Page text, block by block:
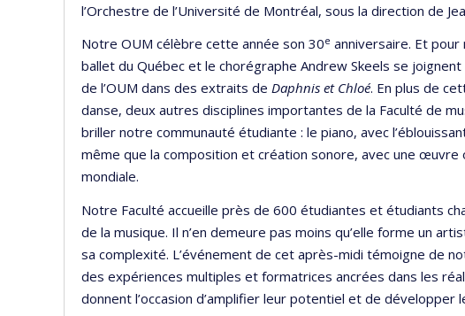
l’Orchestre de l’Université de Montréal, sous la direction de
Notre OUM célèbre cette année son 30e anniversaire. Et pour
ballet du Québec et le chorégraphe Andrew Skeels se
de l’OUM dans des extraits de Daphnis et Chloé. En plus de
danse, deux autres disciplines importantes de la Faculté de
briller notre communauté étudiante : le piano, avec
même que la composition et création sonore, avec une
mondiale.
Notre Faculté accueille près de 600 étudiantes et étudiants
de la musique. Il n’en demeure pas moins qu’elle forme un
sa complexité. L’événement de cet après-midi témoigne de
des expériences multiples et formatrices ancrées dans les
donnent l’occasion d’amplifier leur potentiel et de développer